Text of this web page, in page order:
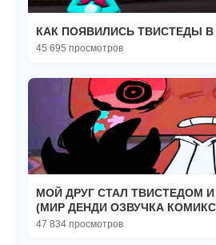
КАК ПОЯВИЛИСЬ ТВИСТЕДЫ
45 695 просмотров
МОЙ ДРУГ СТАЛ ТВИСТЕДОМ
(МИР ДЕНДИ ОЗВУЧКА
47 834 просмотров